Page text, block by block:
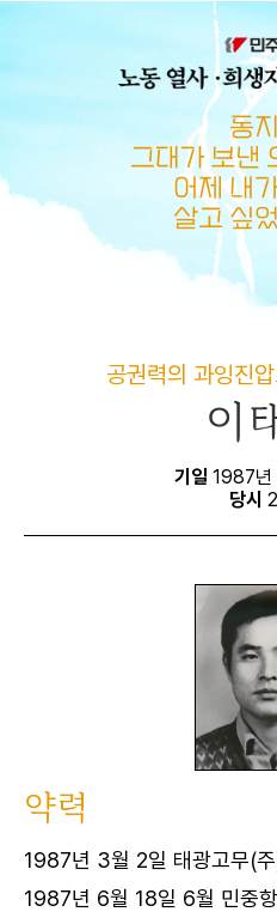
메뉴 건
공권력의 과잉진
이
기일 1987년
당시
약력
1987년 3월 2일 태광고무(
1987년 6월 18일 6월 민중